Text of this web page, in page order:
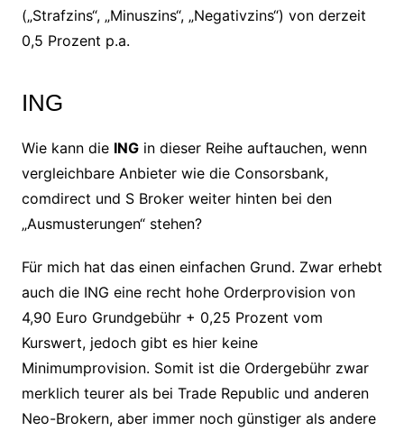
(„Strafzins“, „Minuszins“, „Negativzins“) von derzeit
0,5 Prozent p.a.
ING
Wie kann die INGin dieser Reihe auftauchen, wenn
vergleichbare Anbieter wie die Consorsbank,
comdirect und S Broker weiter hinten bei den
„Ausmusterungen“ stehen?
Für mich hat das einen einfachen Grund. Zwar erhebt
auch die ING eine recht hohe Orderprovision von
4,90 Euro Grundgebühr + 0,25 Prozent vom
Kurswert, jedoch gibt es hier keine
Minimumprovision. Somit ist die Ordergebühr zwar
merklich teurer als bei Trade Republic und anderen
Neo-Brokern, aber immer noch günstiger als andere